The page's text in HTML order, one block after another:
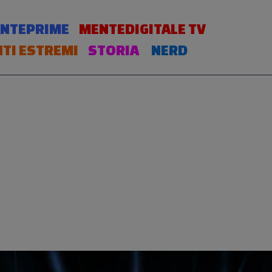
MENTEDIGITALE TV
ESTREMI
STORIA NERD